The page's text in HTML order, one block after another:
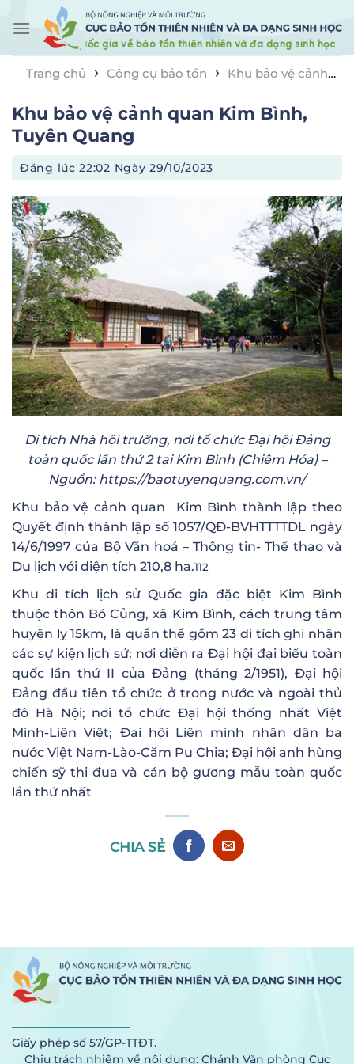
content
Trang chủ
› Công cụ bảo tồn › Khu bảo vệ cảnh
Khu bảo vệ cảnh quan Kim Bình,
Tuyên Quang
Đăng lúc22:02 Ngày 29/10/2023
Di tích Nhà hội trường, nơi tổ chức Đại hội Đảng
toàn quốc lần thứ 2 tại Kim Bình (Chiêm Hóa) –
Nguồn: https://baotuyenquang.com.vn/
Khu bảo vệ cảnh quan Kim Bình thành lập theo
Quyết định thành lập số 1057/QĐ-BVHTTTTDL ngày
14/6/1997 của Bộ Văn hoá – Thông tin- Thể thao và
Du lịch với diện tích 210,8 ha.112
Khu di tích lịch sử Quốc gia đặc biệt Kim Bình
thuộc thôn Bó Củng, xã Kim Bình, cách trung tâm
huyện lỵ 15km, là quần thể gồm 23 di tích ghi nhận
các sự kiện lịch sử: nơi diễn ra Đại hội đại biểu toàn
quốc lần thứ II của Đảng (tháng 2/1951), Đại hội
Đảng đầu tiên tổ chức ở trong nước và ngoài thủ
đô Hà Nội; nơi tổ chức Đại hội thống nhất Việt
Minh-Liên Việt; Đại hội Liên minh nhân dân ba
nước Việt Nam-Lào-Căm Pu Chia; Đại hội anh hùng
chiến sỹ thi đua và cán bộ gương mẫu toàn quốc
lần thứ nhất
CHIA SẺ
Giấy phép số 57/GP-TTĐT.
Chịu trách nhiệm về nội dung: Chánh Văn phòng Cục